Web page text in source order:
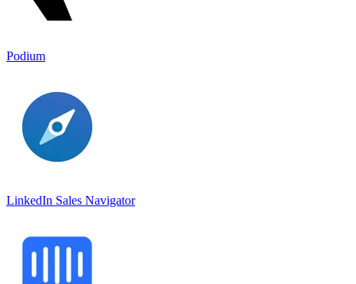
Podium
LinkedIn Sales Navigato‪r